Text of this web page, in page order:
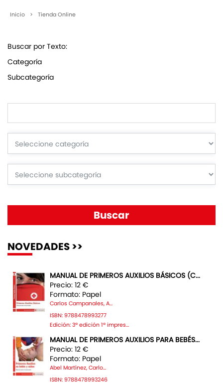
Inicio > Tienda Online
Buscar por Texto:
Categoría
Subcategoría
NOVEDADES >>
MANUAL DE PRIMEROS AUXILIOS BÁSICOS (C...
Precio: 12 €
Formato: Papel
Carlos Campanales, A...
ISBN: 9788478993277
Edición: 3ª edición 1ª impres...
MANUAL DE PRIMEROS AUXILIOS PARA BEBÉS...
Precio: 12 €
Formato: Papel
Abel Martínez, Carlo...
ISBN: 9788478993246